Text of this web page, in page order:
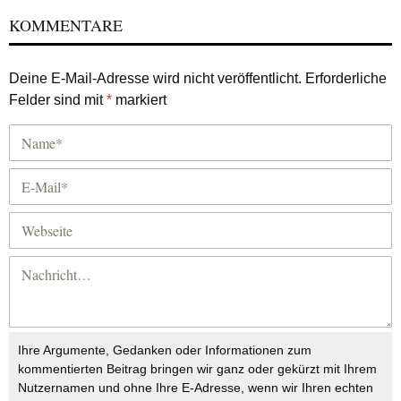
KOMMENTARE
Deine E-Mail-Adresse wird nicht veröffentlicht. Erforderliche
Felder sind mit* markiert
Ihre Argumente, Gedanken oder Informationen zum
kommentierten Beitrag bringen wir ganz oder gekürzt mit Ihrem
Nutzernamen und ohne Ihre E-Adresse, wenn wir Ihren echten